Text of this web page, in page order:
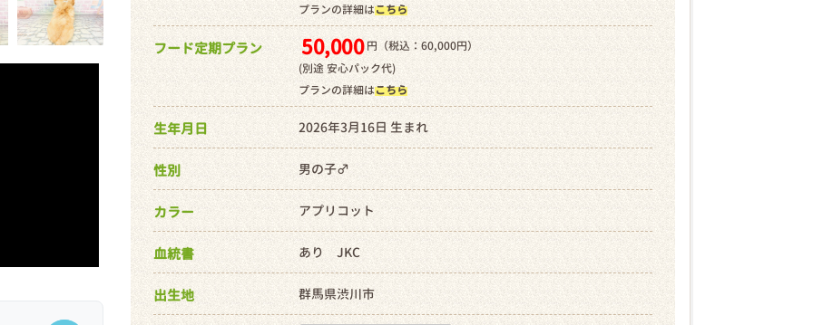
プランの詳細はこちら
フード定期プラン 50,000 円（税込：60,000円）
(別途 安心パック代)
プランの詳細はこちら
生年月日 2026年3月16日 生まれ
性別 男の子♂
カラー アプリコット
血統書 あり JKC
出生地 群馬県渋川市